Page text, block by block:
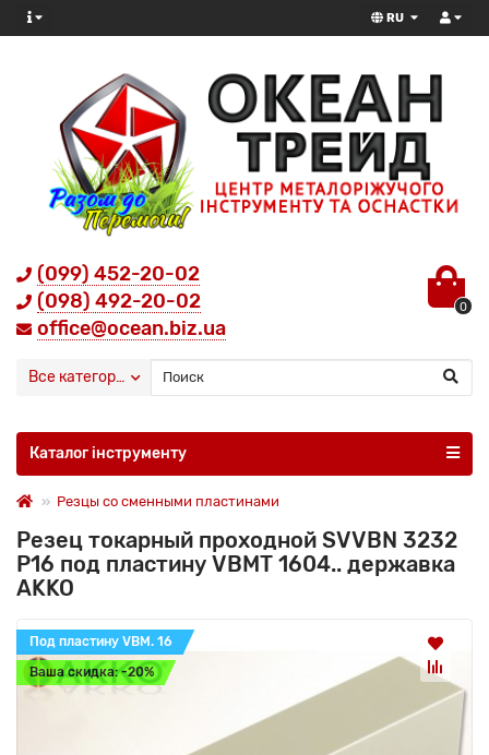
RU
(099) 452-20-02
(098) 492-20-02
office@ocean.biz.ua
0
Все категории
Каталог інструменту
Резцы со сменными пластинами
Резец токарный проходной SVVBN 3232
P16 под пластину VBMT 1604.. державка
AKKO
Под пластину VBM. 16
Ваша скидка: -20%